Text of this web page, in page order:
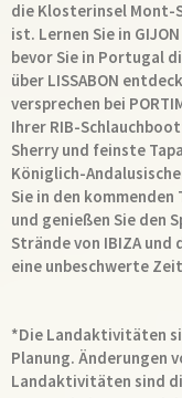
die Klosterinsel Mont-
ist. Lernen Sie in
bevor Sie in Portugal
über LISSABON
versprechen bei
Ihrer RIB-
Sherry und feinste
Königlich-
Sie in den kommenden
und genießen Sie den
Strände von IBIZA und
eine unbeschwerte
*Die Landaktivitäten
Planung. Änderungen
Landaktivitäten sind